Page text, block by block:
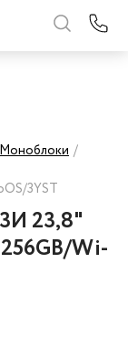
Моноблоки /
3YST
23,8"
Wi-